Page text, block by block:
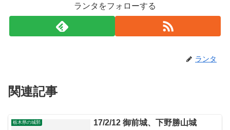
ランタをフォローする
ランタ
関連記事
栃木県の城郭 17/2/12 御前城、下野勝山城